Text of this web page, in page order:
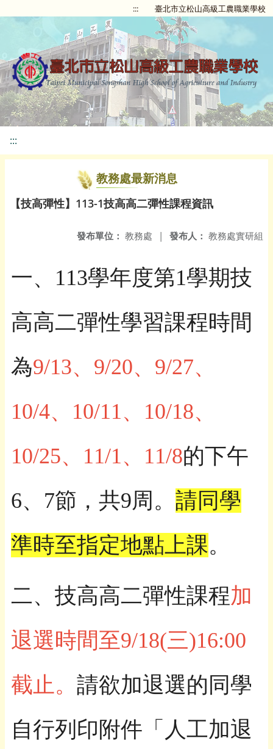
::: 臺北市立松山高級工農職業學校
:::
教務處最新消息
【技高彈性】113-1技高高二彈性課程資訊
發布人： 教務處實研組
發布單位： 教務處 |
一、113學年度第1學期技
高高二彈性學習課程時間
為9/13、9/20、9/27、
10/4、10/11、10/18、
10/25、11/1、11/8的下午
6、7節，共9周。 請同學
準時至指定地點上課。
二、技高高二彈性課程加
退選時間至9/18(三)16:00
截止。 請欲加退選的同學
自行列印附件「人工加退